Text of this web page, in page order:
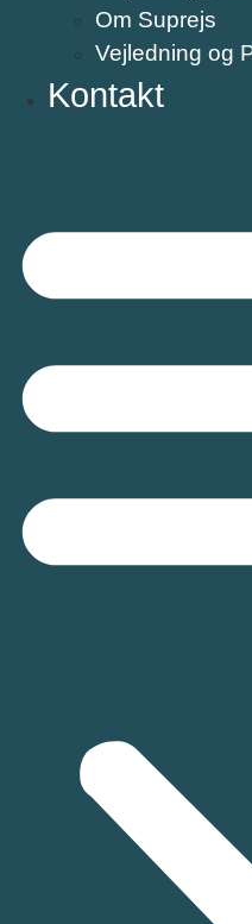
Om Suprejs
Vejledning og
Kontakt